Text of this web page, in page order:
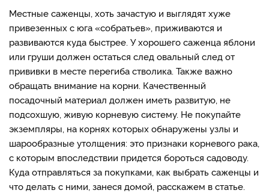
Местные саженцы, хоть зачастую и выглядят хуже
привезенных с юга «собратьев», приживаются и
развиваются куда быстрее. У хорошего саженца яблони
или груши должен остаться след овальный след от
прививки в месте перегиба стволика. Также важно
обращать внимание на корни. Качественный
посадочный материал должен иметь развитую, не
подсохшую, живую корневую систему. Не покупайте
экземпляры, на корнях которых обнаружены узлы и
шарообразные утолщения: это признаки корневого рака,
с которым впоследствии придется бороться садоводу.
Куда отправляться за покупками, как выбрать саженцы и
что делать с ними, занеся домой, расскажем в статье.